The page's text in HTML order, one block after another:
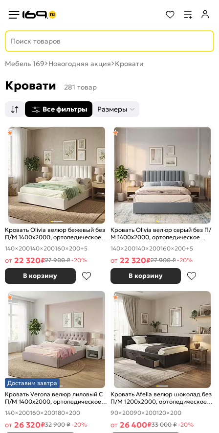
Мебель 169 Новогодняя акция Кровати
Кровати 281 товар
Все фильтры Размеры
Кровать Olivia велюр бежевый без
П/М 1400x2000, ортопедическое
основание, изголовье мягкое
140×200140×200160×200+5
от 22 320₽27 900 ₽-20%
В корзину
Кровать Olivia велюр серый без П/
М 1400x2000, ортопедическое
основание, изголовье мягкое
140×200140×200160×200+5
от 22 320₽27 900 ₽-20%
В корзину
Доставим завтра
Кровать Verona велюр лиловый С
П/М 1400x2000, ортопедическое
основание, изголовье мягкое
140×200160×200180×200
от 26 320₽32 900 ₽-20%
Кровать Afelia велюр шоколад без
П/М 1200x2000, ортопедическое
основание, изголовье мягкое
90×20090×200120×200
от 26 400₽33 000 ₽-20%